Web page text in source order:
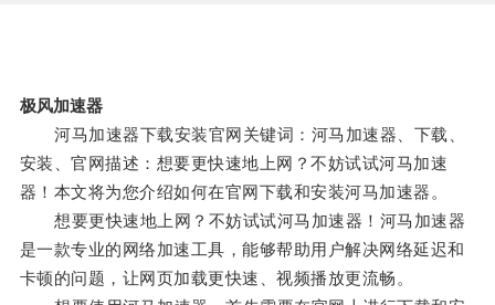
极风加速器
河马加速器下载安装官网关键词：河马加速器、下载、
安装、官网描述：想要更快速地上网？不妨试试河马加速
器！本文将为您介绍如何在官网下载和安装河马加速器。
想要更快速地上网？不妨试试河马加速器！河马加速器
是一款专业的网络加速工具，能够帮助用户解决网络延迟和
卡顿的问题，让网页加载更快速、视频播放更流畅。